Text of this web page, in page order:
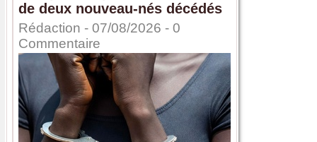
de deux nouveau-nés décédés
Rédaction - 07/08/2026 - 0
Commentaire